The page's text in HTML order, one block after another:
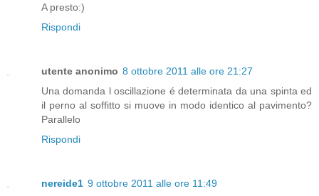
A presto:)
Rispondi
utente anonimo 8 ottobre 2011 alle ore 21:27
Una domanda l oscillazione é determinata da una spinta ed
il perno al soffitto si muove in modo identico al pavimento?
Parallelo
Rispondi
nereide1 9 ottobre 2011 alle ore 11:49